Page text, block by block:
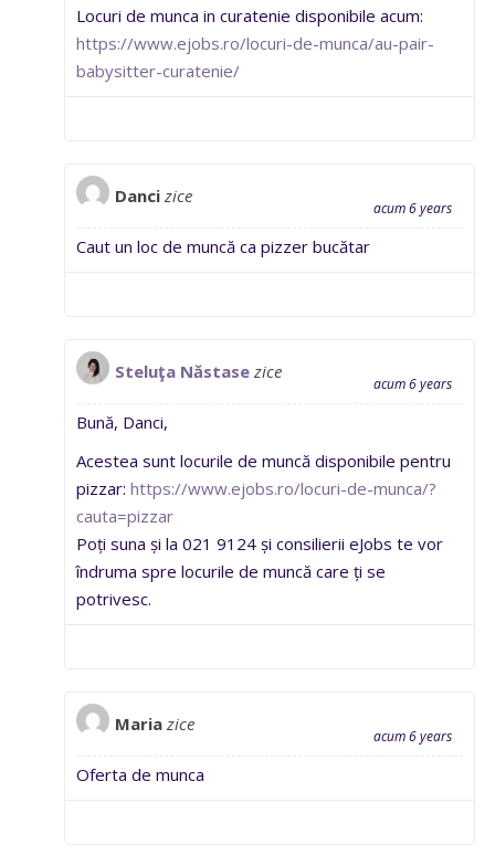
Locuri de munca in curatenie disponibile acum:
https://www.ejobs.ro/locuri-de-munca/au-pair-
babysitter-curatenie/
Danci zice
acum 6 years
Caut un loc de muncă ca pizzer bucătar
Steluţa Năstase zice
acum 6 years
Bună, Danci,
Acestea sunt locurile de muncă disponibile pentru
pizzar: https://www.ejobs.ro/locuri-de-munca/?
cauta=pizzar
Poți suna și la 021 9124 și consilierii eJobs te vor
îndruma spre locurile de muncă care ți se
potrivesc.
Maria zice
acum 6 years
Oferta de munca